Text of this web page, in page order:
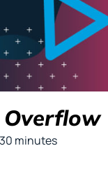
30 minutes